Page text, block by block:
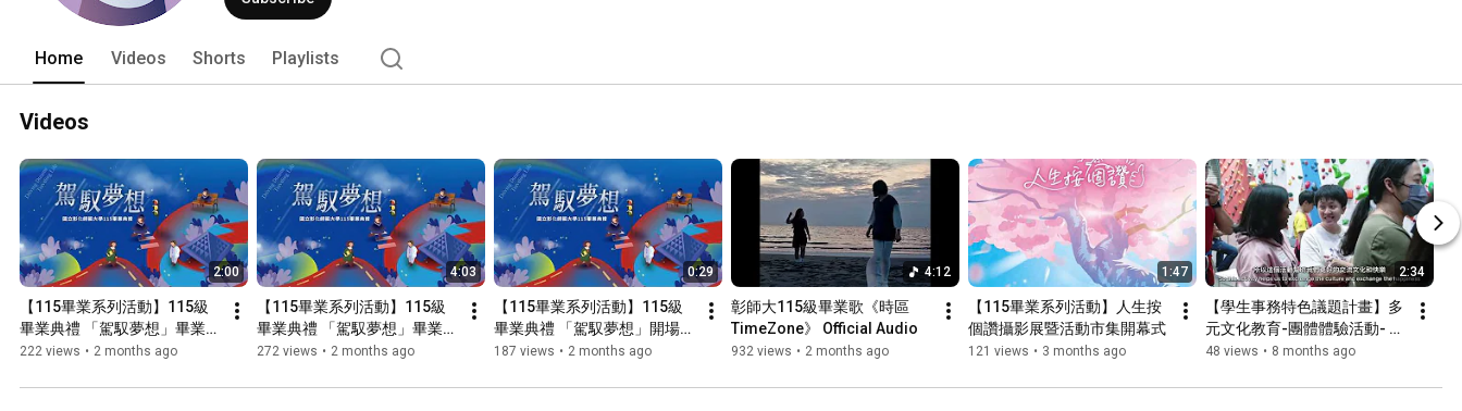
Home Videos Shorts Playlists
Videos
2:00
【115畢業系列活動】115級
畢業典禮 「駕馭夢想」畢業影
片第一部曲「停。看」
222 views • 2 months ago
4:03
【115畢業系列活動】115級
畢業典禮 「駕馭夢想」畢業影
片第二部曲「也許」Maybe
272 views • 2 months ago
0:29
【115畢業系列活動】115級
畢業典禮 「駕馭夢想」開場倒
數影片
187 views • 2 months ago
4:12
彰師大115級畢業歌《時區
TimeZone》 Official Audio
932 views • 2 months ago
1:47
【115畢業系列活動】人生按
個讚攝影展暨活動市集開幕式
121 views • 3 months ago
2:34
【學生事務特色議題計畫】多
元文化教育-團體體驗活動- 攀
岩
48 views • 8 months ago